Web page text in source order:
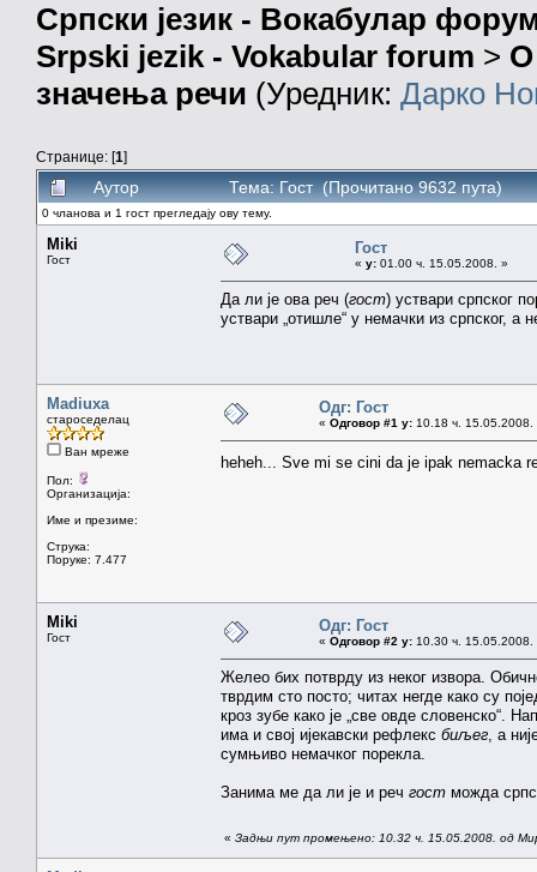
Српски језик - Вокабулар
Srpski jezik - Vokabular forum > О
значења речи (Уредник: Дарко
Странице: [1]
Аутор Тема: Гост (Прочитано 9632 пута)
0 чланова и 1 гост прегледају ову тему.
Miki
Гост
Гост
« у: 01.00 ч. 15.05.2008. »
Да ли је ова реч (гост) уствари српског
уствари „отишле“ у немачки из српског, а
Madiuxa
староседелац
Ван мреже
Пол:
Организација:
Име и презиме:
Струка:
Поруке: 7.477
Одг: Гост
« Одговор #1 у: 10.18 ч. 15.05.2008.
heheh... Sve mi se cini da je ipak nemacka
Miki
Гост
Одг: Гост
« Одговор #2 у: 10.30 ч. 15.05.2008.
Желео бих потврду из неког извора.
тврдим сто посто; читах негде како су
кроз зубе како је „све овде словенско“.
има и свој ијекавски рефлекс биљег , а
сумњиво немачког порекла.
Занима ме да ли је и реч гост можда
« Задњи пут промењено: 10.32 ч. 15.05.2008. од